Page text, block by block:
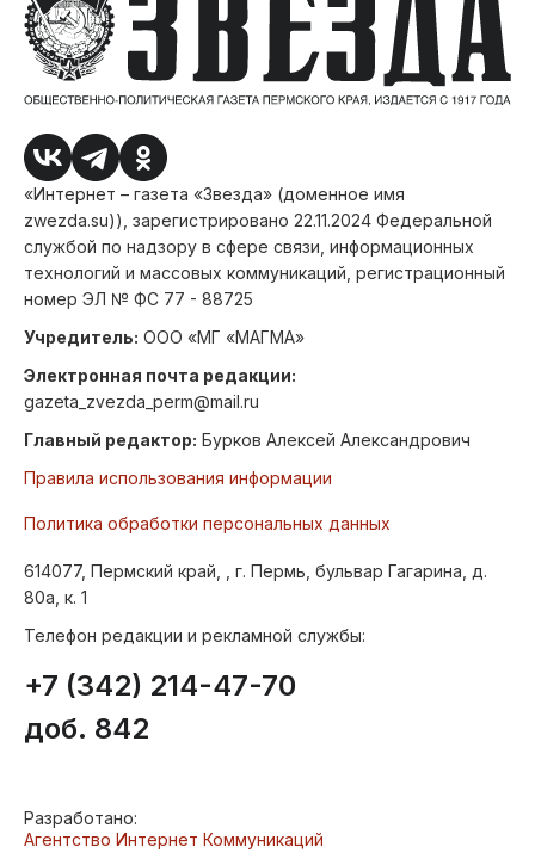
«Интернет – газета «Звезда» (доменное имя
zwezda.su)), зарегистрировано 22.11.2024 Федеральной
службой по надзору в сфере связи, информационных
технологий и массовых коммуникаций, регистрационный
номер ЭЛ № ФС 77 - 88725
Учредитель: ООО «МГ «МАГМА»
Электронная почта редакции:
gazeta_zvezda_perm@mail.ru
Главный редактор: Бурков Алексей Александрович
Правила использования информации
Политика обработки персональных данных
614077, Пермский край, , г. Пермь, бульвар Гагарина, д.
80а, к. 1
Телефон редакции и рекламной службы:
+7 (342) 214-47-70
доб. 842
Разработано:
Агентство Интернет Коммуникаций